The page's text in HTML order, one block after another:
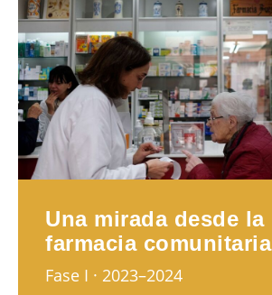
Una mirada desde la
farmacia comunitaria
Fase I · 2023–2024